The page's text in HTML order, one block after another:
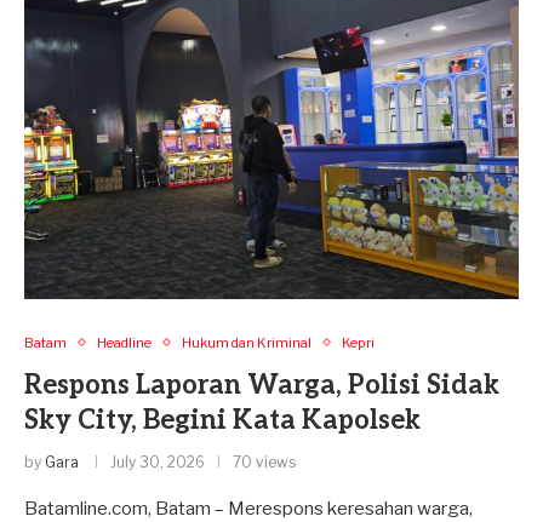
Batam Headline Hukum dan Kriminal Kepri
Respons Laporan Warga, Polisi Sidak
Sky City, Begini Kata Kapolsek
by Gara July 30, 2026 70 views
Batamline.com, Batam – Merespons keresahan warga,